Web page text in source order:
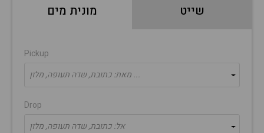
מונית מים שייט
Pickup
מאת: כתובת, שדה תעופה, מלון ...
Drop
אל: כתובת, שדה תעופה, מלון